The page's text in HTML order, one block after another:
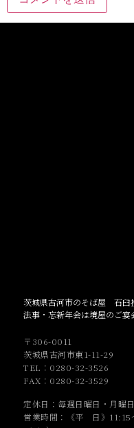
茨城県古河市のそば屋 石
法事・忘新年会は境屋のご宴
〒306-0011
茨城県古河市東1-11-29
TEL：0280-32-3526
FAX：0280-32-3529
定休日：毎週日曜日・ 月曜日
営業時間：《平 日》